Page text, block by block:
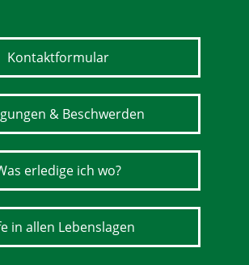
Kontaktformular
& Beschwerden
erledige ich wo?
in allen Lebenslagen